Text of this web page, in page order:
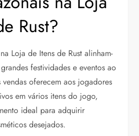
Rust?
Loja de Itens de Rust alinham-
festividades e eventos ao
oferecem aos jogadores
em vários itens do jogo,
ideal para adquirir
desejados.